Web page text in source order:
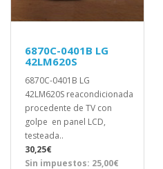
6870C-0401B LG
42LM620S
6870C-0401B LG
42LM620S reacondicionada
procedente de TV con
golpe en panel LCD,
testeada..
30,25€
Sin impuestos: 25,00€